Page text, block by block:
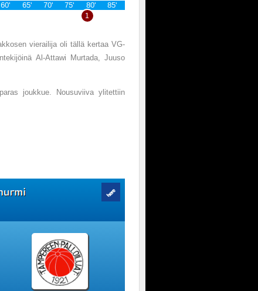
vierailija oli tällä kertaa VG-
Al-Attawi Murtada, Juuso
joukkue. Nousuviiva ylitettiin